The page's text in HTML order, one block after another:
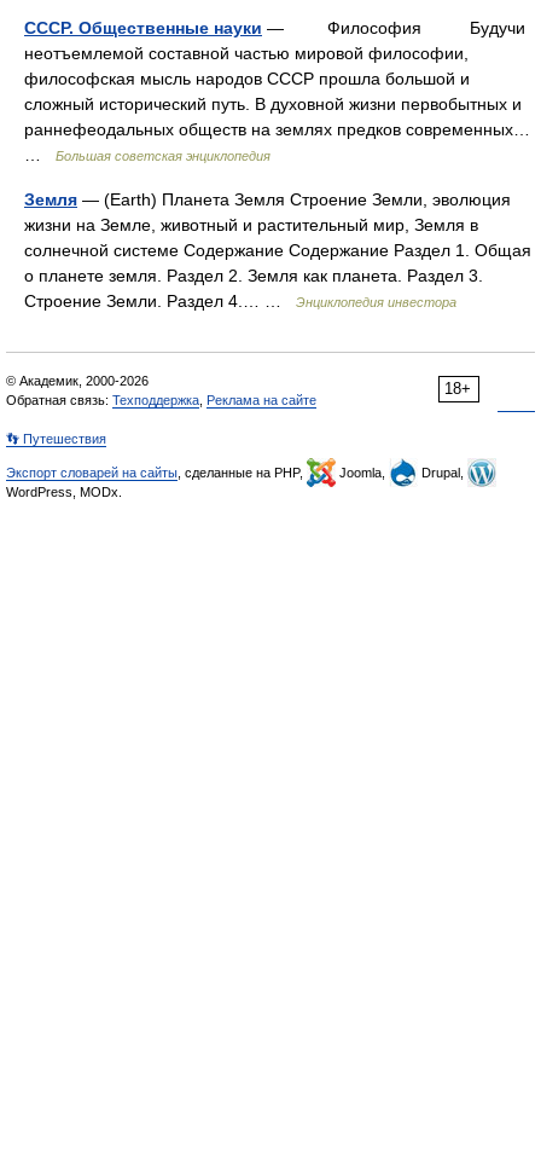
СССР. Общественные науки — Философия Будучи
неотъемлемой составной частью мировой философии,
философская мысль народов СССР прошла большой и
сложный исторический путь. В духовной жизни первобытных и
раннефеодальных обществ на землях предков современных…
Большая советская энциклопедия
Земля — (Earth) Планета Земля Строение Земли, эволюция
жизни на Земле, животный и растительный мир, Земля в
солнечной системе Содержание Содержание Раздел 1. Общая
о планете земля. Раздел 2. Земля как планета. Раздел 3.
Строение Земли. Раздел 4.… …
Энциклопедия инвестора
18+
© Академик, 2000-2026
Обратная связь: Техподдержка Реклама на сайте
👣 Путешествия
Экспорт словарей на сайты , сделанные на PHP, Joomla,
Drupal,
WordPress, MODx.